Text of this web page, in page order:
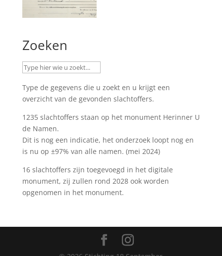
Zoeken
Type de gegevens die u zoekt en u krijgt een
overzicht van de gevonden slachtoffers.
1235 slachtoffers staan op het monument Herinner U
de Namen.
Dit is nog een indicatie, het onderzoek loopt nog en
is nu op ±97% van alle namen. (mei 2024)
16 slachtoffers zijn toegevoegd in het digitale
monument, zij zullen rond 2028 ook worden
opgenomen in het monument.